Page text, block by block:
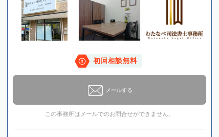
初回相談無料
メールする
この事務所はメールでのお問合せができません。